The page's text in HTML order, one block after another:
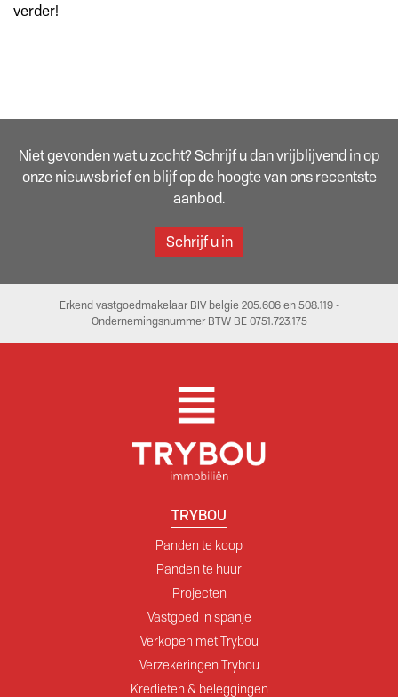
verder!
Niet gevonden wat u zocht? Schrijf u dan vrijblijvend in op
onze nieuwsbrief en blijf op de hoogte van ons recentste
aanbod.
Schrijf u in
Erkend vastgoedmakelaar BIV belgie 205.606 en 508.119 -
Ondernemingsnummer BTW BE 0751.723.175
TRYBOU
Panden te koop
Panden te huur
Projecten
Vastgoed in spanje
Verkopen met Trybou
Verzekeringen Trybou
Kredieten & beleggingen